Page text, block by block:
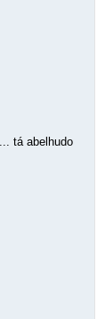
tá abelhudo